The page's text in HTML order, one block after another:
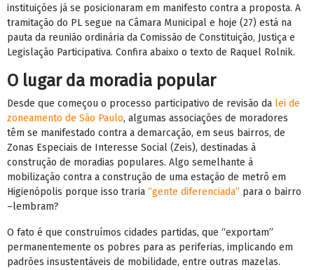
instituições já se posicionaram em manifesto contra a proposta. A
tramitação do PL segue na Câmara Municipal e hoje (27) está na
pauta da reunião ordinária da Comissão de Constituição, Justiça e
Legislação Participativa. Confira abaixo o texto de Raquel Rolnik.
O lugar da moradia popular
Desde que começou o processo participativo de revisão da lei de
zoneamento de São Paulo, algumas associações de moradores
têm se manifestado contra a demarcação, em seus bairros, de
Zonas Especiais de Interesse Social (Zeis), destinadas à
construção de moradias populares. Algo semelhante à
mobilização contra a construção de uma estação de metrô em
Higienópolis porque isso traria “gente diferenciada” para o bairro
–lembram?
O fato é que construímos cidades partidas, que “exportam”
permanentemente os pobres para as periferias, implicando em
padrões insustentáveis de mobilidade, entre outras mazelas.